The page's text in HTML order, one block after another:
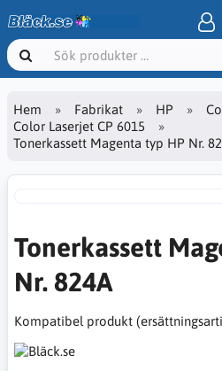
Hem Fabrikat HP
Color Laserjet CP 6015
Tonerkassett Magenta typ HP Nr.
Tonerkassett
Nr. 824A
Kompatibel produkt